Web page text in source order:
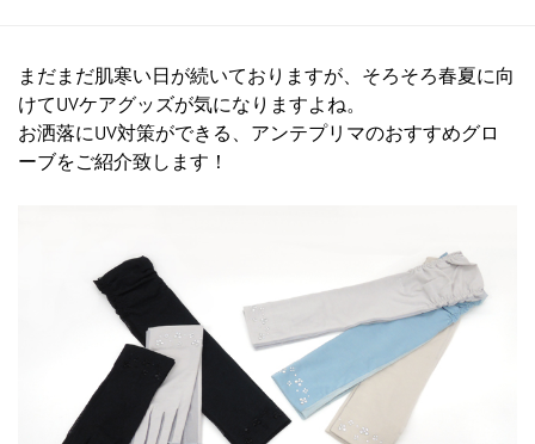
まだまだ肌寒い日が続いておりますが、そろそろ春夏に向
けてUVケアグッズが気になりますよね。
お洒落にUV対策ができる、アンテプリマのおすすめグロ
ーブをご紹介致します！